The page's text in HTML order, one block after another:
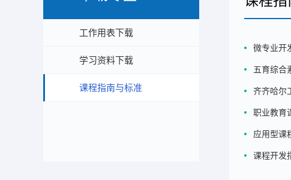
工作用表下载
学习资料下载
课程指南与标准
微专业开
五育综合
齐齐哈尔
职业教育
应用型课
课程开发